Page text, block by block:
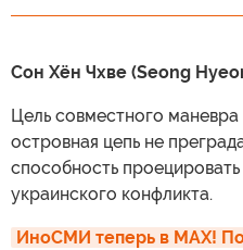
Сон Хён Чхве (Seong
Цель совместного маневра
островная цепь не
способность
украинского конфликта.
ИноСМИ теперь в MAX!